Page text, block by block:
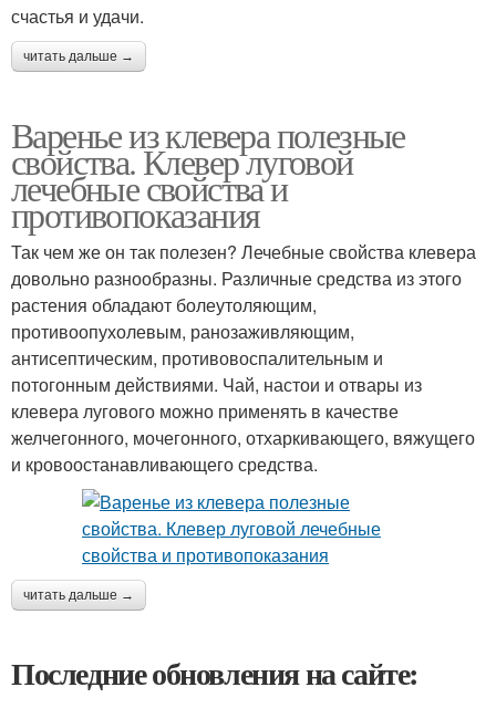
счастья и удачи.
читать дальше →
Варенье из клевера полезные
свойства. Клевер луговой
лечебные свойства и
противопоказания
Так чем же он так полезен? Лечебные свойства клевера
довольно разнообразны. Различные средства из этого
растения обладают болеутоляющим,
противоопухолевым, ранозаживляющим,
антисептическим, противовоспалительным и
потогонным действиями. Чай, настои и отвары из
клевера лугового можно применять в качестве
желчегонного, мочегонного, отхаркивающего, вяжущего
и кровоостанавливающего средства.
читать дальше →
Последние обновления на сайте: